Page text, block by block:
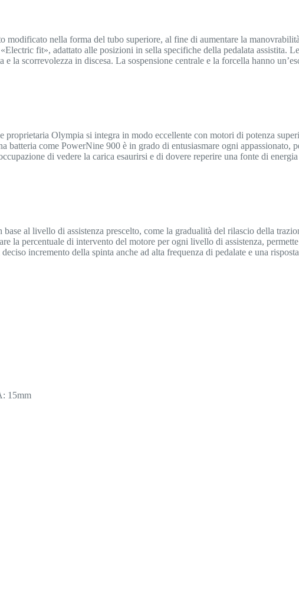
nella forma del tubo superiore, al fine di aumentare la
fit», adattato alle posizioni in sella specifiche della pedalata assistita.
e la scorrevolezza in discesa. La sospensione centrale e la forcella hanno
Olympia si integra in modo eccellente con motori di potenza
batteria come PowerNine 900 è in grado di entusiasmare ogni appassionato,
di vedere la carica esaurirsi e di dovere reperire una fonte di
al livello di assistenza prescelto, come la gradualità del rilascio della
la percentuale di intervento del motore per ogni livello di assistenza,
incremento della spinta anche ad alta frequenza di pedalate e una
15mm